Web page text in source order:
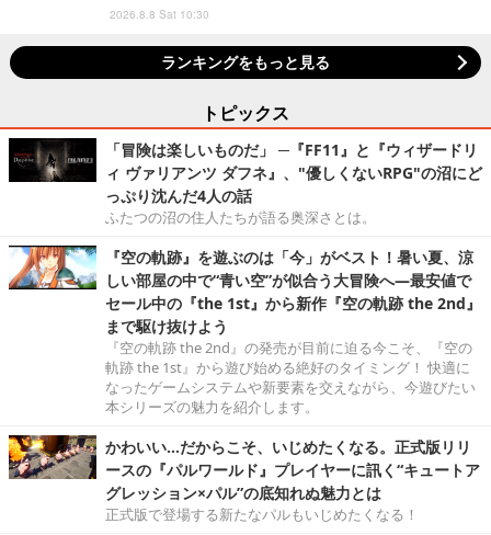
2026.8.8 Sat 10:30
ランキングをもっと見る
トピックス
「冒険は楽しいものだ」 ─『FF11』と『ウィザードリ
ィ ヴァリアンツ ダフネ』、"優しくないRPG"の沼にど
っぷり沈んだ4人の話
ふたつの沼の住人たちが語る奥深さとは。
『空の軌跡』を遊ぶのは「今」がベスト！暑い夏、涼
しい部屋の中で“青い空”が似合う大冒険へ―最安値で
セール中の『the 1st』から新作『空の軌跡 the 2nd』
まで駆け抜けよう
『空の軌跡 the 2nd』の発売が目前に迫る今こそ、『空の
軌跡 the 1st』から遊び始める絶好のタイミング！ 快適に
なったゲームシステムや新要素を交えながら、今遊びたい
本シリーズの魅力を紹介します。
かわいい…だからこそ、いじめたくなる。正式版リリ
ースの『パルワールド』プレイヤーに訊く“キュートア
グレッション×パル”の底知れぬ魅力とは
正式版で登場する新たなパルもいじめたくなる！